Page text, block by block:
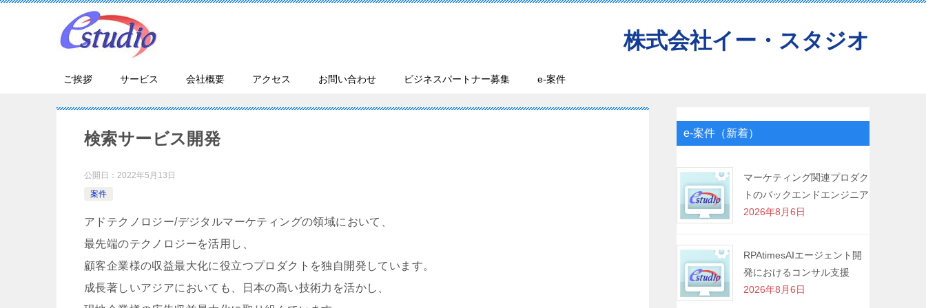
株式会社イー・スタジオ
ご挨拶 サービス 会社概要 アクセス お問い合わせ ビジネスパートナー募集 e-案件
検索サービス開発
公開日： 2022年5月13日
案件
アドテクノロジー/デジタルマーケティングの領域において、
最先端のテクノロジーを活用し、
顧客企業様の収益最大化に役立つプロダクトを独自開発しています。
成長著しいアジアにおいても、日本の高い技術力を活かし、
e-案件（新着）
マーケティング関連プロダク
トのバックエンドエンジニア
2026年8月6日
RPAtimesAIエージェント開
発におけるコンサル支援
2026年8月6日